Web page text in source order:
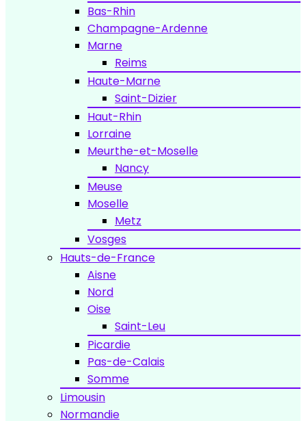
Bas-Rhin
Champagne-Ardenne
Marne
Reims
Haute-Marne
Saint-Dizier
Haut-Rhin
Lorraine
Meurthe-et-Moselle
Nancy
Meuse
Moselle
Metz
Vosges
Hauts-de-France
Aisne
Nord
Oise
Saint-Leu
Picardie
Pas-de-Calais
Somme
Limousin
Normandie